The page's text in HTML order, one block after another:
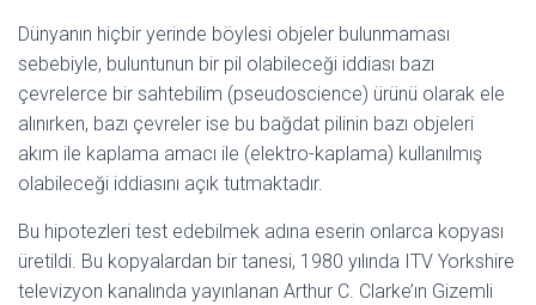
Dünyanın hiçbir yerinde böylesi objeler bulunmaması
sebebiyle, buluntunun bir pil olabileceği iddiası bazı
çevrelerce bir sahtebilim (pseudoscience) ürünü olarak ele
alınırken, bazı çevreler ise bu bağdat pilinin bazı objeleri
akım ile kaplama amacı ile (elektro-kaplama) kullanılmış
olabileceği iddiasını açık tutmaktadır.
Bu hipotezleri test edebilmek adına eserin onlarca kopyası
üretildi. Bu kopyalardan bir tanesi, 1980 yılında ITV Yorkshire
televizyon kanalında yayınlanan Arthur C. Clarke’ın Gizemli